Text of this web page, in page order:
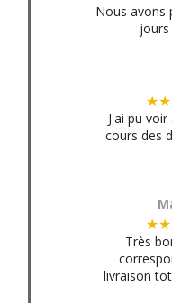
Nous avons
jours
J'ai pu
cours des
Très
livraison